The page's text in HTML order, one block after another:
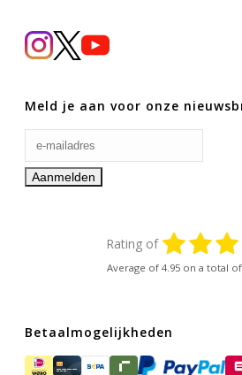
Meld je aan voor onze
Rating of
Average of 4.95 on a total of
Betaalmogelijkheden